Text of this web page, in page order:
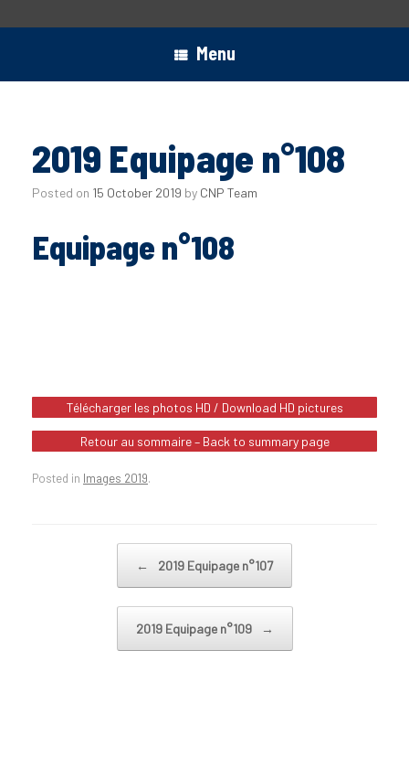
Menu
2019 Equipage n°108
Posted on 15 October 2019 by CNP Team
Equipage n°108
Télécharger les photos HD / Download HD pictures
Retour au sommaire – Back to summary page
Posted in Images 2019.
← 2019 Equipage n°107
2019 Equipage n°109 →